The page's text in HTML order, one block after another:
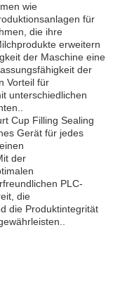
wie
für
die ihre
erweitern
der Maschine eine
der
Vorteil für
unterschiedlichen
Cup Filling Sealing
Gerät für jedes
der
PLC-
die
die Produktintegrität